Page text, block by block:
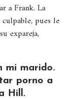
a Frank. La
pues le
expareja,
mi marido.
porno a
Hill.